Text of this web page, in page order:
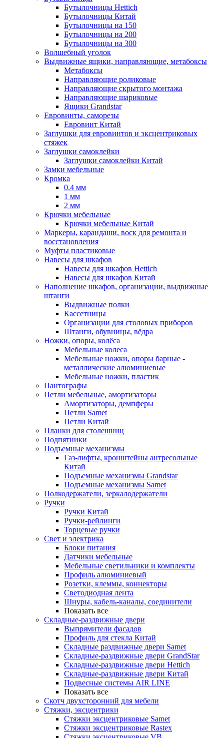
Бутылочницы Hettich
Бутылочницы Китай
Бутылочницы на 150
Бутылочницы на 200
Бутылочницы на 300
Волшебный уголок
Выдвижные ящики, направляющие, метабоксы
Метабоксы
Направляющие роликовые
Направляющие скрытого монтажа
Направляющие шариковые
Ящики Grandstar
Евровинты, саморезы
Евровинт Китай
Заглушки для евровинтов и эксцентриковых
стяжек
Заглушки самоклейки
Заглушки самоклейки Китай
Замки мебельные
Кромка
0,4 мм
1 мм
2 мм
Крючки мебельные
Крючки мебельные Китай
Маркеры, карандаши, воск для ремонта и
восстановления
Муфты пластиковые
Навесы для шкафов
Навесы для шкафов Hettich
Навесы для шкафов Китай
Наполнение шкафов, организации, выдвижные
штанги
Выдвижные полки
Кассетницы
Организации для столовых приборов
Штанги, обувницы, вёдра
Ножки, опоры, колёса
Мебельные колеса
Мебельные ножки, опоры барные -
металлические алюминиевые
Мебельные ножки, пластик
Пантографы
Петли мебельные, амортизаторы
Амортизаторы, демпферы
Петли Samet
Петли Китай
Планки для столешниц
Подпятники
Подъемные механизмы
Газ-лифты, кронштейны антресольные
Китай
Подъемные механизмы Grandstar
Подъемные механизмы Samet
Полкодержатели, зеркалодержатели
Ручки
Ручки Китай
Ручки-рейлинги
Торцевые ручки
Свет и электрика
Блоки питания
Датчики мебельные
Мебельные светильники и комплекты
Профиль алюминиевый
Розетки, клеммы, коннекторы
Светодиодная лента
Шнуры, кабель-каналы, соединители
Показать все
Складные-раздвижные двери
Выпрямители фасадов
Профиль для стекла Китай
Складные раздвижные двери Samet
Складные-раздвижные двери GrandStar
Складные-раздвижные двери Hettich
Складные-раздвижные двери Китай
Подвесные системы AIR LINE
Показать все
Скотч двухсторонний для мебели
Стяжки, эксцентрики
Cтяжки эксцентриковые Samet
Стяжки эксцентриковые Rastex